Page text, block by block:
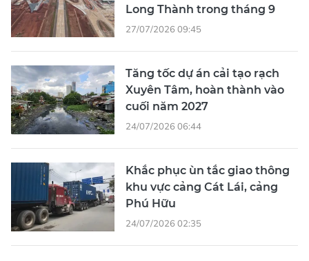
Long Thành trong tháng 9
27/07/2026 09:45
Tăng tốc dự án cải tạo rạch
Xuyên Tâm, hoàn thành vào
cuối năm 2027
24/07/2026 06:44
Khắc phục ùn tắc giao thông
khu vực cảng Cát Lái, cảng
Phú Hữu
24/07/2026 02:35